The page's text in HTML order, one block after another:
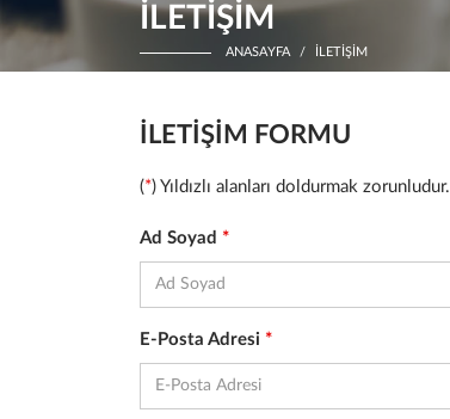
İLETIŞIM
ANASAYFA İLETIŞIM
İLETIŞIM FORMU
(*) Yıldızlı alanları doldurmak zorunludur.
Ad Soyad *
E-Posta Adresi *